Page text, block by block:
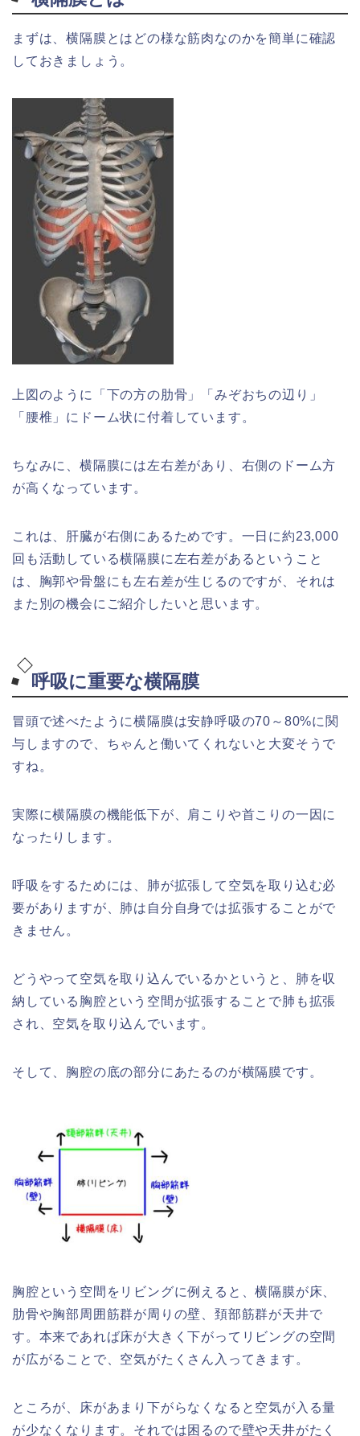
まずは、横隔膜とはどの様な筋肉なのかを簡単に確認
しておきましょう。
上図のように「下の方の肋骨」「みぞおちの辺り」
「腰椎」にドーム状に付着しています。
ちなみに、横隔膜には左右差があり、右側のドーム方
が高くなっています。
これは、肝臓が右側にあるためです。一日に約23,000
回も活動している横隔膜に左右差があるということ
は、胸郭や骨盤にも左右差が生じるのですが、それは
また別の機会にご紹介したいと思います。
呼吸に重要な横隔膜
冒頭で述べたように横隔膜は安静呼吸の70～80%に関
与しますので、ちゃんと働いてくれないと大変そうで
すね。
実際に横隔膜の機能低下が、肩こりや首こりの一因に
なったりします。
呼吸をするためには、肺が拡張して空気を取り込む必
要がありますが、肺は自分自身では拡張することがで
きません。
どうやって空気を取り込んでいるかというと、肺を収
納している胸腔という空間が拡張することで肺も拡張
され、空気を取り込んでいます。
そして、胸腔の底の部分にあたるのが横隔膜です。
胸腔という空間をリビングに例えると、横隔膜が床、
肋骨や胸部周囲筋群が周りの壁、頚部筋群が天井で
す。本来であれば床が大きく下がってリビングの空間
が広がることで、空気がたくさん入ってきます。
ところが、床があまり下がらなくなると空気が入る量
が少なくなります。それでは困るので壁や天井がたく